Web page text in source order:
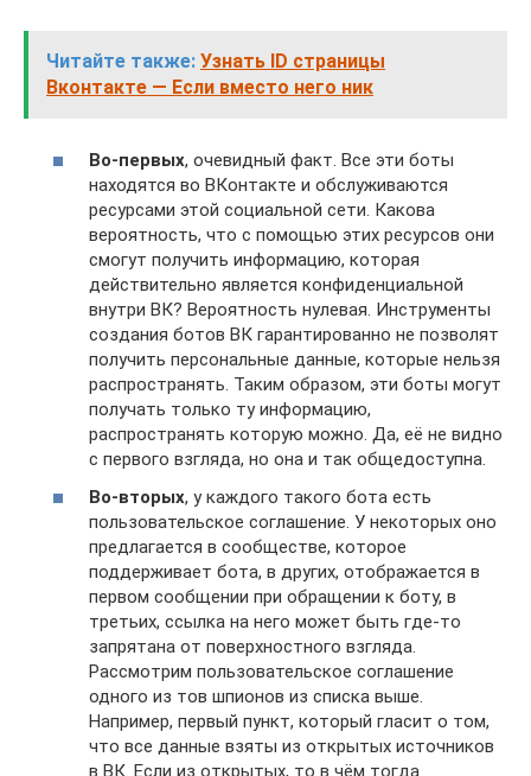
Читайте также: Узнать ID страницы
Вконтакте — Если вместо него ник
Во-первых, очевидный факт. Все эти боты
находятся во ВКонтакте и обслуживаются
ресурсами этой социальной сети. Какова
вероятность, что с помощью этих ресурсов они
смогут получить информацию, которая
действительно является конфиденциальной
внутри ВК? Вероятность нулевая. Инструменты
создания ботов ВК гарантированно не позволят
получить персональные данные, которые нельзя
распространять. Таким образом, эти боты могут
получать только ту информацию,
распространять которую можно. Да, её не видно
с первого взгляда, но она и так общедоступна.
Во-вторых, у каждого такого бота есть
пользовательское соглашение. У некоторых оно
предлагается в сообществе, которое
поддерживает бота, в других, отображается в
первом сообщении при обращении к боту, в
третьих, ссылка на него может быть где-то
запрятана от поверхностного взгляда.
Рассмотрим пользовательское соглашение
одного из тов шпионов из списка выше.
Например, первый пункт, который гласит о том,
что все данные взяты из открытых источников
в ВК. Если из открытых, то в чём тогда